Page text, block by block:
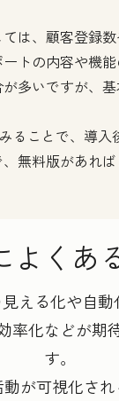
は、顧客登録
トの内容や機
多いですが、
ることで、導
無料版があれ
よくあ
える化や自
率化などが期
す。
が可視化さ